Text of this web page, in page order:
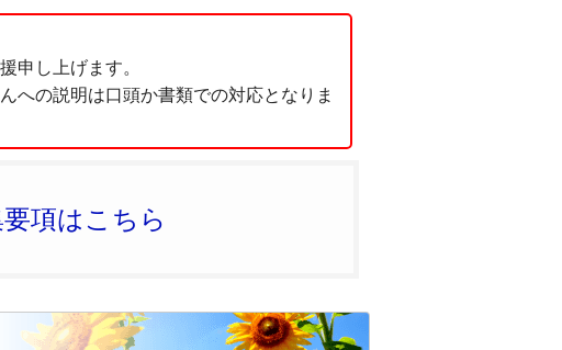
申し上げます。
への説明は口頭か書類での対応となりま
項はこちら